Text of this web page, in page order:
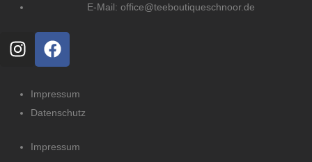
E-Mail: office@teeboutiqueschnoor.de
I
n
t
a
r
F
a
e
b
o
Impressum
Datenschutz
Impressum